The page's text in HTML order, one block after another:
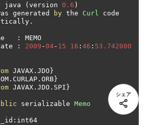
java (version 0.6 )
generated by the Curl
code
.
:
: 2009 - 04- 15 16 : 46 : 53.742000
JAVAX . JDO}
. CURLAP . ORB}
JAVAX . JDO . SPI}
serializable Memo
_id : int64
シェア